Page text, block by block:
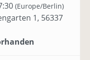
(Europe/Berlin)
1, 56337